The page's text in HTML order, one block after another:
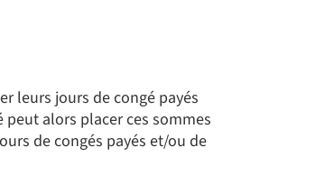
leurs jours de congé payés
peut alors placer ces sommes
de congés payés et/ou de